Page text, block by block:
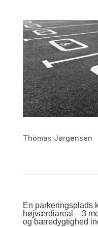
Thomas Jørgensen
En parkeringsplads
højværdiareal – 3
og bæredygtighed